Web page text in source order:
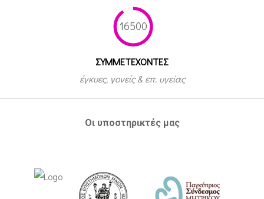
16500
ΣΥΜΜΕΤEΧΟΝΤΕΣ
έγκυες, γονείς & επ. υγείας
Οι υποστηρικτές μας